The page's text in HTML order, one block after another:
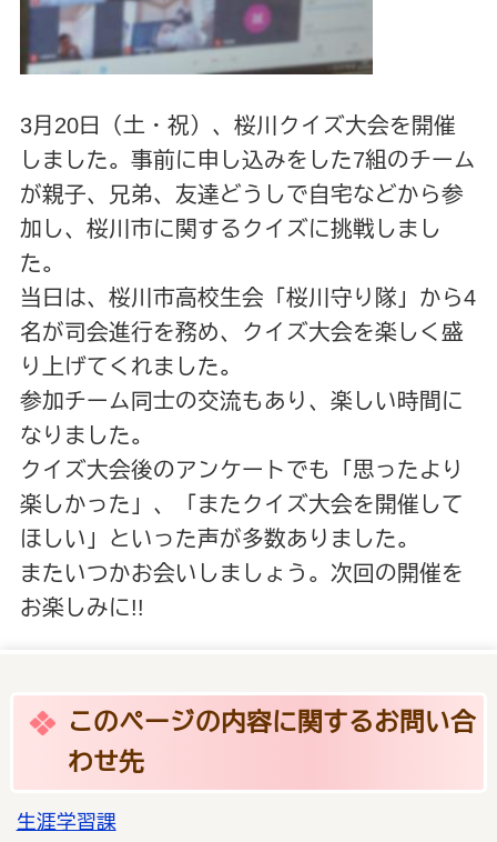
3月20日（土・祝）、桜川クイズ大会を開催
しました。事前に申し込みをした7組のチーム
が親子、兄弟、友達どうしで自宅などから参
加し、桜川市に関するクイズに挑戦しまし
た。
当日は、桜川市高校生会「桜川守り隊」から4
名が司会進行を務め、クイズ大会を楽しく盛
り上げてくれました。
参加チーム同士の交流もあり、楽しい時間に
なりました。
クイズ大会後のアンケートでも「思ったより
楽しかった」、「またクイズ大会を開催して
ほしい」といった声が多数ありました。
またいつかお会いしましょう。次回の開催を
お楽しみに!!
このページの内容に関するお問い合
わせ先
生涯学習課